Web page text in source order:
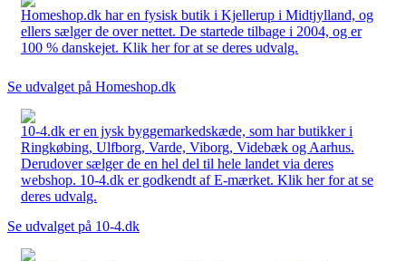
Homeshop.dk har en fysisk butik i Kjellerup i Midtjylland, og
ellers sælger de over nettet. De startede tilbage i 2004, og er
100 % danskejet. Klik her for at se deres udvalg.
Se udvalget på Homeshop.dk
10-4.dk er en jysk byggemarkedskæde, som har butikker i
Ringkøbing, Ulfborg, Varde, Viborg, Videbæk og Aarhus.
Derudover sælger de en hel del til hele landet via deres
webshop. 10-4.dk er godkendt af E-mærket. Klik her for at se
deres udvalg.
Se udvalget på 10-4.dk